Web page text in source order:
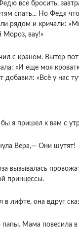
все бросить,
спать... Но Федя
рядом и кричали:
Мороз, вау!»
с краном. Вытер
«И еще моя
добавил: «Всё у нас
я пришел к вам с
Вера,— Они шутят!
вызывалась
принцессы.
в лифте, она вдруг
папы. Мама повесила